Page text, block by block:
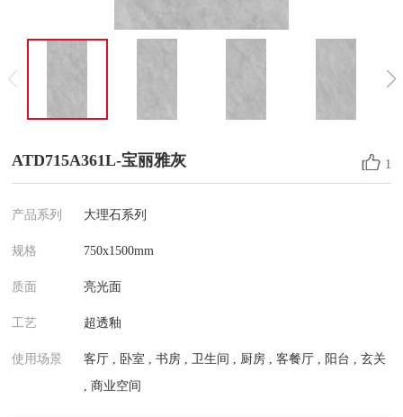
ATD715A361L-宝丽雅灰 1
产品系列 大理石系列
规格 750x1500mm
质面 亮光面
工艺 超透釉
使用场景
客厅 , 卧室 , 书房 , 卫生间 , 厨房 , 客餐厅 , 阳台 , 玄关
, 商业空间